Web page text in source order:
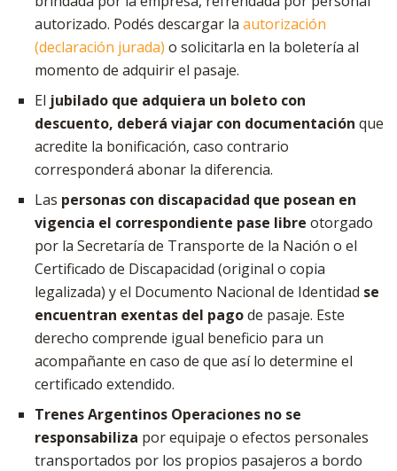
autorizado. Podés descargar la autorización
(declaración jurada) o solicitarla en la boletería al
momento de adquirir el pasaje.
El jubilado que adquiera un boleto con
descuento, deberá viajar con documentación que
acredite la bonificación, caso contrario
corresponderá abonar la diferencia.
Las personas con discapacidad que posean en
vigencia el correspondiente pase libre otorgado
por la Secretaría de Transporte de la Nación o el
Certificado de Discapacidad (original o copia
legalizada) y el Documento Nacional de Identidad se
encuentran exentas del pagode pasaje. Este
derecho comprende igual beneficio para un
acompañante en caso de que así lo determine el
certificado extendido.
Trenes Argentinos Operaciones no se
responsabiliza por equipaje o efectos personales
transportados por los propios pasajeros a bordo